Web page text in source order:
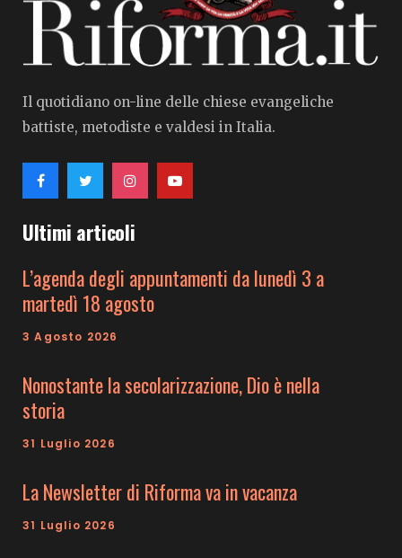
Il quotidiano on-line delle chiese evangeliche
battiste, metodiste e valdesi in Italia.
Ultimi articoli
L’agenda degli appuntamenti da lunedì 3 a
martedì 18 agosto
3 Agosto 2026
Nonostante la secolarizzazione, Dio è nella
storia
31 Luglio 2026
La Newsletter di Riforma va in vacanza
31 Luglio 2026